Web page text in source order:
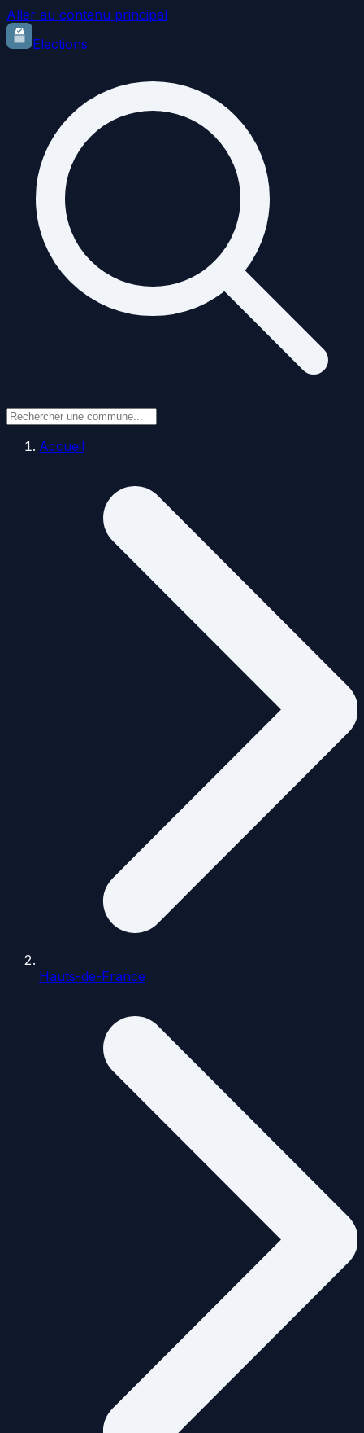
Aller au contenu principal
Elections
Accueil
Hauts-de-France